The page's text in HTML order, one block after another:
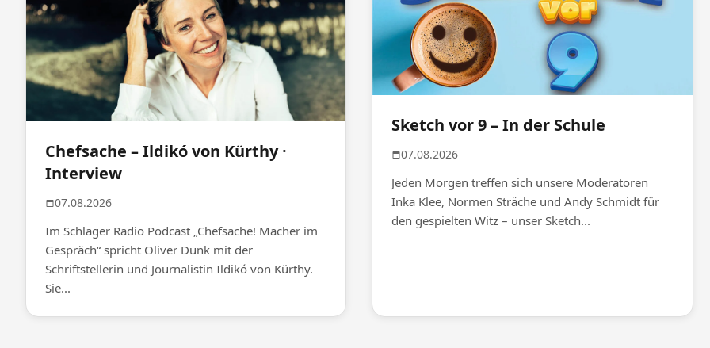
Chefsache – Ildikó von Kürthy ·
Interview
07.08.2026
Im Schlager Radio Podcast „Chefsache! Macher im
Gespräch“ spricht Oliver Dunk mit der
Schriftstellerin und Journalistin Ildikó von Kürthy.
Sie...
Sketch vor 9 – In der Schule
07.08.2026
Jeden Morgen treffen sich unsere Moderatoren
Inka Klee, Normen Sträche und Andy Schmidt für
den gespielten Witz – unser Sketch...